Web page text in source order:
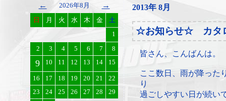
← 2026年8月 →
日 月 火 水 木 金
土
1
2
3 4 5 6 7 8
9 10 11 12 13 14 15
16 17 18 19 20 21
22
23
24 25 26 27 28
29
2013年 8月
☆お知らせ☆ カタ
皆さん、こんばんは。
ここ数日、雨が降った
り
過ごしやすい日が続い